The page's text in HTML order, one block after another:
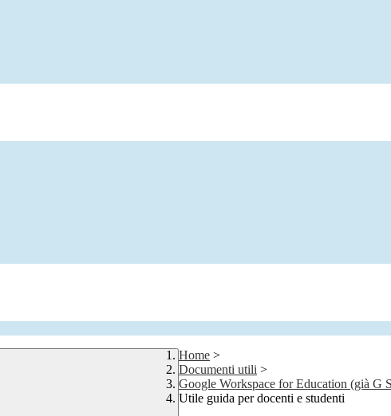
Home >
Documenti utili >
Google Workspace for Education (già G
Utile guida per docenti e studenti